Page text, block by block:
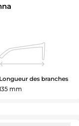
pour
vous pouvez
avons les
Longueur des branches
mm